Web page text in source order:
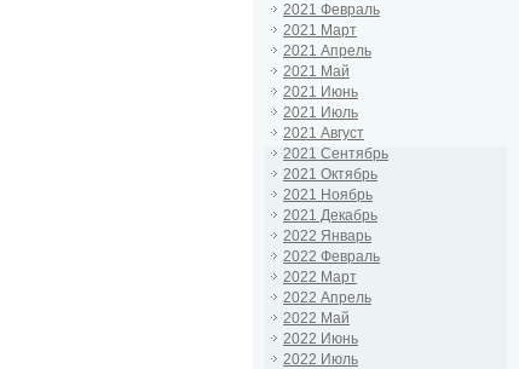
2021 Февраль
2021 Март
2021 Апрель
2021 Май
2021 Июнь
2021 Июль
2021 Август
2021 Сентябрь
2021 Октябрь
2021 Ноябрь
2021 Декабрь
2022 Январь
2022 Февраль
2022 Март
2022 Апрель
2022 Май
2022 Июнь
2022 Июль